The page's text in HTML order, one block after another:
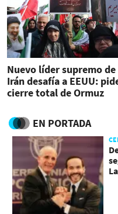
Nuevo líder supremo de
Irán desafía a EEUU:
cierre total de Ormuz
EN PORTADA